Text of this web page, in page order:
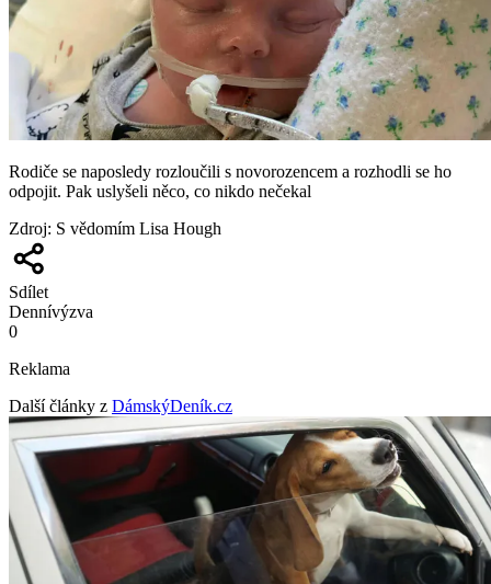
Rodiče se naposledy rozloučili s novorozencem a rozhodli se ho
odpojit. Pak uslyšeli něco, co nikdo nečekal
Zdroj: S vědomím Lisa Hough
Sdílet
Dennívýzva
0
Reklama
Další články z DámskýDeník.cz